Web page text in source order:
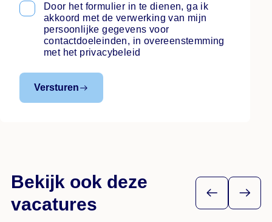
Instemming *
Door het formulier in te dienen, ga ik
akkoord met de verwerking van mijn
persoonlijke gegevens voor
contactdoeleinden, in overeenstemming
met het privacybeleid
Versturen
Bekijk ook deze
vacatures